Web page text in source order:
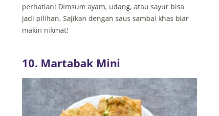
perhatian! Dimsum ayam, udang, atau sayur bisa
jadi pilihan. Sajikan dengan saus sambal khas biar
makin nikmat!
10. Martabak Mini